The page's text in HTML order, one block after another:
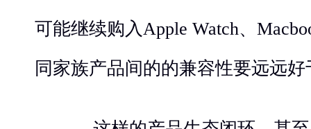
可能继续购入Apple Watch、
同家族产品间的的兼容性要远远